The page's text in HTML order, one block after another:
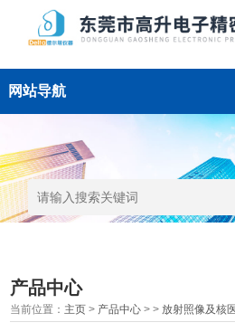
网站导航
产品中心
当前位置： 主页 > 产品中心 > >放射照像及核